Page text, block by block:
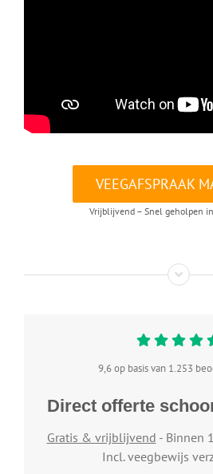
VEEGAFSPRAAK
Vrijblijvend – Snel geholpen
9,6 op basis van 1.253
Direct offerte
Gratis & vrijblijvend - Binnen
Incl. veegbewijs